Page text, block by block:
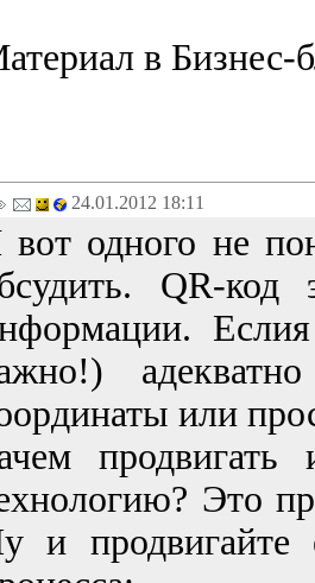
в Бизнес-
24.01.2012 18:11
вот одного не
QR-код
или
Это
и продвигайте